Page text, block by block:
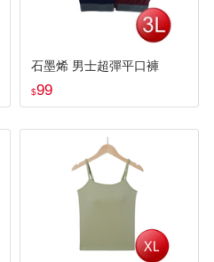
石墨烯 男士超彈平口褲
$99